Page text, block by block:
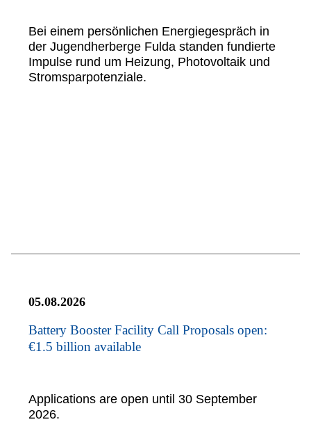
Bei einem persönlichen Energiegespräch in
der Jugendherberge Fulda standen fundierte
Impulse rund um Heizung, Photovoltaik und
Stromsparpotenziale.
05.08.2026
Battery Booster Facility Call Proposals open:
€1.5 billion available
Applications are open until 30 September
2026.